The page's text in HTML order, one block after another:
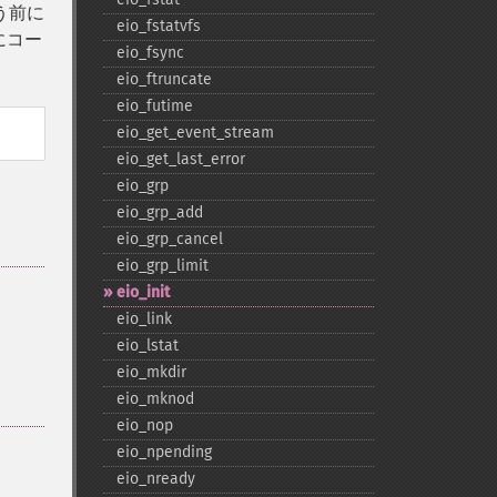
前に
コー
eio_​fstatvfs
eio_​fsync
eio_​ftruncate
eio_​futime
eio_​get_​event_​stream
eio_​get_​last_​error
eio_​grp
eio_​grp_​add
eio_​grp_​cancel
eio_​grp_​limit
eio_​init
eio_​link
eio_​lstat
eio_​mkdir
eio_​mknod
eio_​nop
eio_​npending
eio_​nready